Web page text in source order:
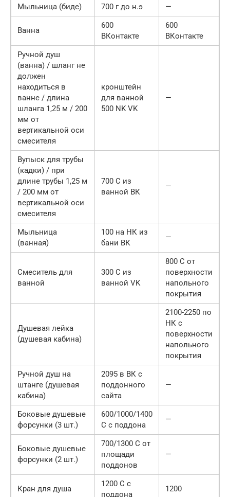
Мыльница (биде) 700 г до н.э —
Ванна
600
ВКонтакте
600
ВКонтакте
Ручной душ
(ванна) / шланг не
должен
находиться в
ванне / длина
шланга 1,25 м / 200
мм от
вертикальной оси
смесителя
кронштейн
для ванной
500 NK VK
—
Вупыск для трубы
(кадки) / при
длине трубы 1,25 м
/ 200 мм от
вертикальной оси
смесителя
700 С из
ванной ВК
—
Мыльница
(ванная)
100 на НК из
бани ВК
—
Смеситель для
ванной
300 C из
ванной VK
800 C от
поверхности
напольного
покрытия
Душевая лейка
(душевая кабина)
2100-2250 по
НК с
поверхности
напольного
покрытия
Ручной душ на
штанге (душевая
кабина)
2095 в ВК с
поддонного
сайта
—
Боковые душевые
форсунки (3 шт.)
600/1000/1400
C с поддона
—
Боковые душевые
форсунки (2 шт.)
700/1300 C от
площади
поддонов
—
Кран для душа
1200 C с
поддона
1200